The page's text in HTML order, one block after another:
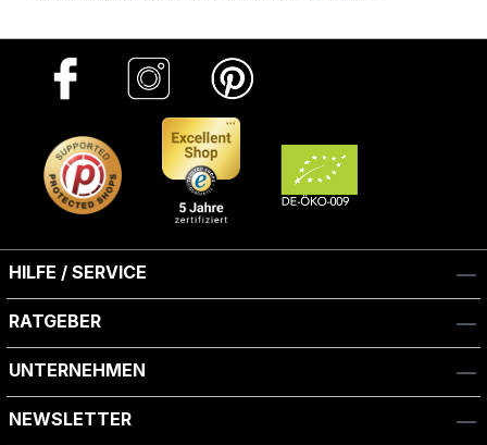
HILFE / SERVICE
RATGEBER
UNTERNEHMEN
NEWSLETTER